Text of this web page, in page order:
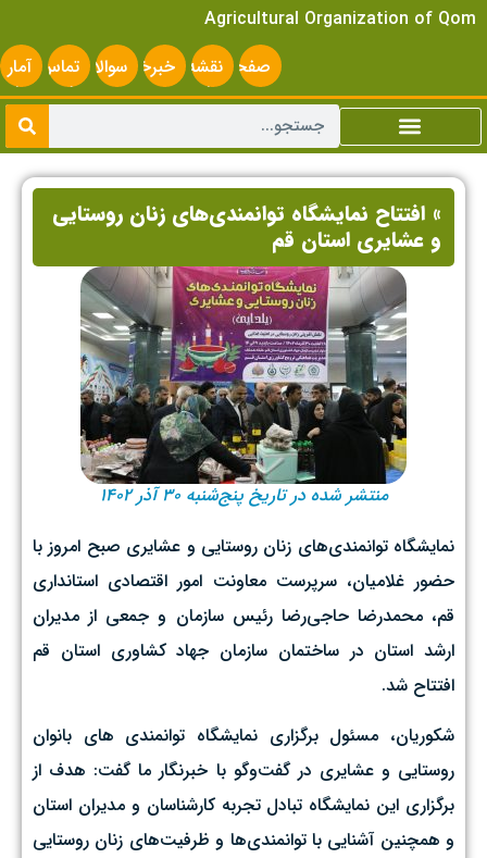
Agricultural Organization of Qom
صفحه
اصلی
نقشه
سایت
خبرخوانسوالات
متداول
تماس
با ما
آمار
» افتتاح نمایشگاه توانمندی‌های زنان روستایی
و عشایری استان قم
منتشر شده در تاریخ پنج‌شنبه ۳۰ آذر ۱۴۰۲
نمایشگاه توانمندی‌های زنان روستایی و عشایری صبح امروز با
حضور غلامیان، سرپرست معاونت امور اقتصادی استانداری
قم، محمدرضا حاجی‌رضا رئیس سازمان و جمعی از مدیران
ارشد استان در ساختمان سازمان جهاد کشاوری استان قم
افتتاح شد.
شکوریان، مسئول برگزاری نمایشگاه توانمندی های بانوان
روستایی و عشایری در گفت‌وگو با خبرنگار ما گفت: هدف از
برگزاری این نمایشگاه تبادل تجربه کارشناسان و مدیران استان
و همچنین آشنایی با توانمندی‌ها و ظرفیت‌های زنان روستایی